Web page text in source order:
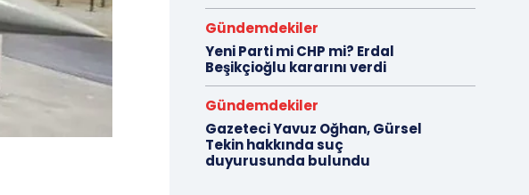
Gündemdekiler
Yeni Parti mi CHP mi? Erdal
Beşikçioğlu kararını verdi
Gündemdekiler
Gazeteci Yavuz Oğhan, Gürsel
Tekin hakkında suç
duyurusunda bulundu